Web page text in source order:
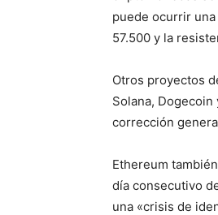
puede ocurrir
57.500 y la
Otros proyectos
Solana,
corrección
Ethereum
día consecutivo
una «crisis de